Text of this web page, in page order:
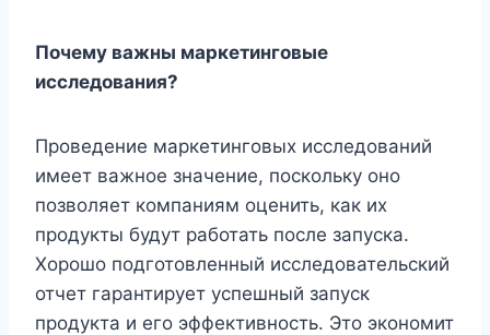
Почему важны маркетинговые
исследования?
Проведение маркетинговых исследований
имеет важное значение, поскольку оно
позволяет компаниям оценить, как их
продукты будут работать после запуска.
Хорошо подготовленный исследовательский
отчет гарантирует успешный запуск
продукта и его эффективность. Это экономит